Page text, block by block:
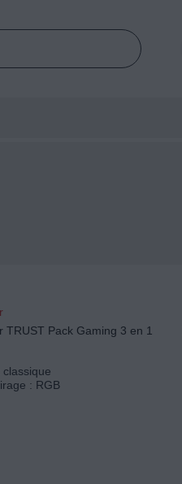
TRUST Pack Gaming 3 en 1
classique
: RGB